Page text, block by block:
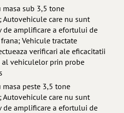
masa sub 3,5 tone
Autovehicule care nu sunt
de amplificare a efortului de
Vehicule tractate
verificari ale eficacitatii
vehiculelor prin probe
peste 3,5 tone
Autovehicule care nu sunt
de amplificare a efortului de